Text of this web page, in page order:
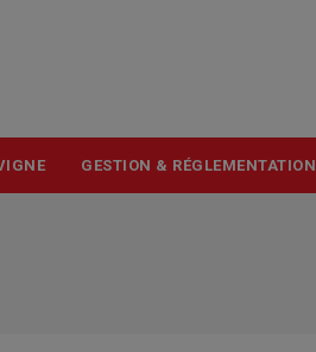
GESTION & RÉGLEMENTATION